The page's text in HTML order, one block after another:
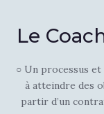
Le
○ Un processus et
à atteindre des
partir d’un